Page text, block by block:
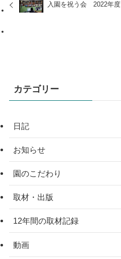
入園を祝う会 2022年度
カテゴリー
日記
お知らせ
園のこだわり
取材・出版
12年間の取材記録
動画